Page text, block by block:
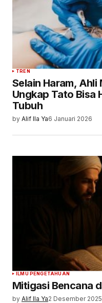
TREN
Selain Haram,
Ungkap Tato Bisa
Tubuh
by Alif Ila Ya6 Januari 2026
ILMU PENGETAHUAN
Mitigasi Bencana
by Alif Ila Ya2 Desember 2025